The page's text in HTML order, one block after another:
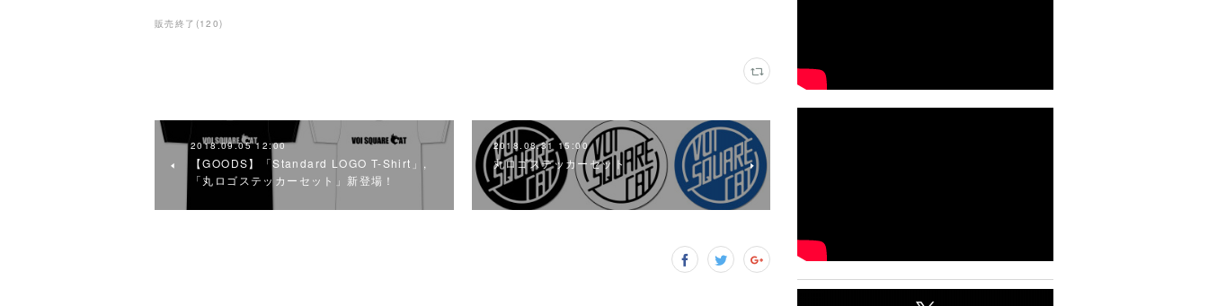
販売終了 (120)
2018.09.05 12:00
【GOODS】「Standard LOGO T-Shirt」,
「丸ロゴステッカーセット」新登場！
2018.08.31 15:00
丸ロゴステッカーセット